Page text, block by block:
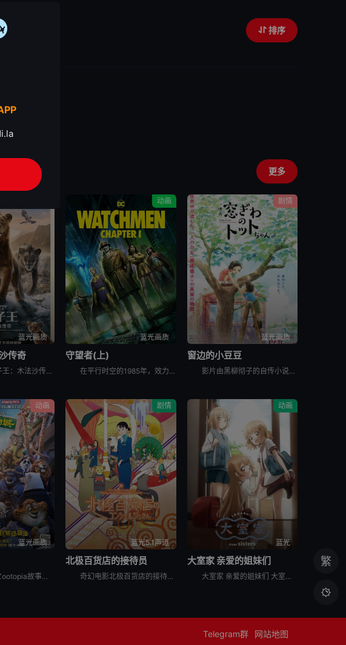
排序
更多
蓝光画质
传奇
动漫电影狮子王：木法沙传奇讲述远在辛巴诞生之前，他的父亲——年轻的木法沙与亲如兄弟的塔卡（刀疤），如何邂逅一群个性迥异的卓越伙伴，并共同踏上寻找荣耀王国的冒险征程。影片将逐一揭开两位狮兄弟与睿智的
动画
蓝光画质
守望者(上)
在平行时空的1985年，效力政府的超级英雄“笑匠”爱德华·布莱克被人杀害。四处逃亡的“罗夏”的沃尔特·科瓦奇意识到有人正向曾经的超级英雄痛下杀手，而这背后隐藏着更大的阴谋……
剧情
蓝光画质
窗边的小豆豆
影片由黑柳彻子的自传小说改编，讲述了作者黑柳彻子上小学时一段真实的故事，小豆豆因淘气被原学校退学后，来到巴学园。在小林校长的爱护和引导下，一般人眼里“怪怪”的小豆豆逐渐成了一个大家都能接受的孩子。
动画
蓝光画质
疯狂动物城 Zootopia故事发生在一个所有哺乳类动物和谐共存的美好世界中，兔子朱迪（金妮弗·古德温 Ginnifer Goodwin 配音）从小就梦想着能够成为一名惩恶扬善的刑警，凭借着智慧和
剧情
蓝光5.1声道
北极百货店的接待员
奇幻电影北极百货店的接待员 北極百貨店のコンシェルジュさん以一家神秘的百货商店为背景，在这家商店里，所有到访的顾客都是动物。主人公秋野是新来的门房。其中，&quot;V.I.A.&quot;（Ve
动画
蓝光
大室家 亲爱的姐妹们
大室家 亲爱的姐妹们 大室家 dear sisters又名摇曳百合 外传。#摇曳百合# 第四季制作决定，同时，外传 #大室家# 动画化决定
Telegram群 网站地图
繁
